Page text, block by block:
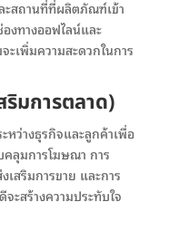
ะสถานที่ที่ผลิตภัณฑ์เข้า
งทางออฟไลน์และ
ะเพิ่มความสะดวกในการ
มการตลาด)
หว่างธุรกิจและลูกค้าเพื่อ
คลุมการโฆษณา การ
สริมการขาย และการ
ะสร้างความประทับใจ